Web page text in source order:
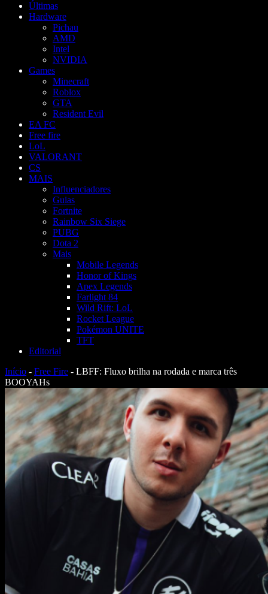
Últimas
Hardware
Pichau
AMD
Intel
NVIDIA
Games
Minecraft
Roblox
GTA
Resident Evil
EA FC
Free fire
LoL
VALORANT
CS
MAIS
Influenciadores
Guias
Fortnite
Rainbow Six Siege
PUBG
Dota 2
Mais
Mobile Legends
Honor of Kings
Apex Legends
Farlight 84
Wild Rift: LoL
Rocket League
Pokémon UNITE
TFT
Editorial
Início - Free Fire - LBFF: Fluxo brilha na rodada e marca três
BOOYAHs